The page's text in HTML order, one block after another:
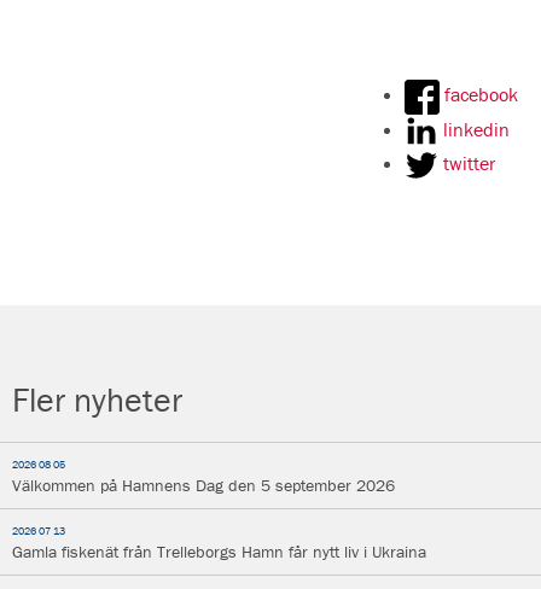
Fler nyheter
2026 08 05
Välkommen på Hamnens Dag den 5 september 2026
2026 07 13
Gamla fiskenät från Trelleborgs Hamn får nytt liv i Ukraina
facebook
linkedin
twitter